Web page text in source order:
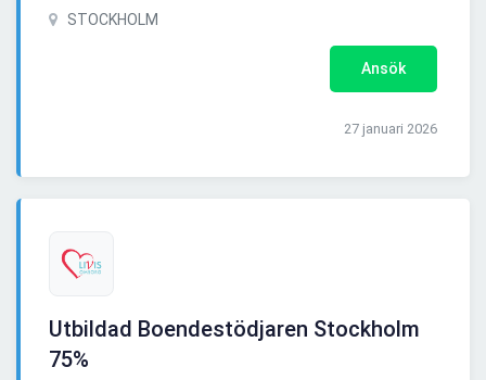
STOCKHOLM
Ansök
27 januari 2026
Utbildad Boendestödjaren Stockholm
75%